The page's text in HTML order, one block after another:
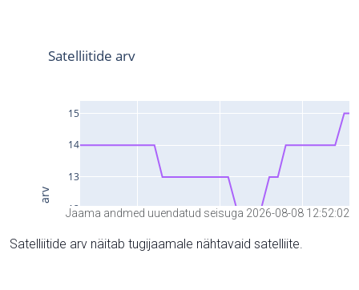
Jaama andmed uuendatud seisuga 2026-08-08 12:52:02
Satelliitide arv näitab tugijaamale nähtavaid satelliite.